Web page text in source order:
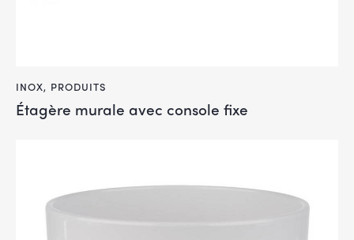
INOX, PRODUITS
Étagère murale avec console fixe